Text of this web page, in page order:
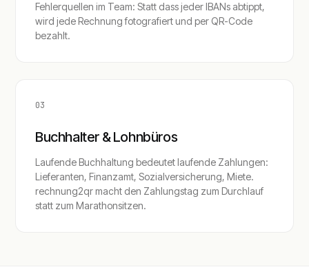
Fehlerquellen im Team: Statt dass jeder IBANs abtippt,
wird jede Rechnung fotografiert und per QR-Code
bezahlt.
03
Buchhalter & Lohnbüros
Laufende Buchhaltung bedeutet laufende Zahlungen:
Lieferanten, Finanzamt, Sozialversicherung, Miete.
rechnung2qr macht den Zahlungstag zum Durchlauf
statt zum Marathonsitzen.